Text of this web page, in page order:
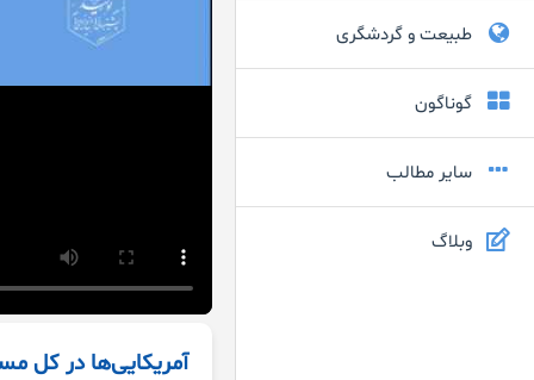
طبیعت و گردشگری
گوناگون
سایر مطالب
وبلاگ
آمریکایی‌ها در کل